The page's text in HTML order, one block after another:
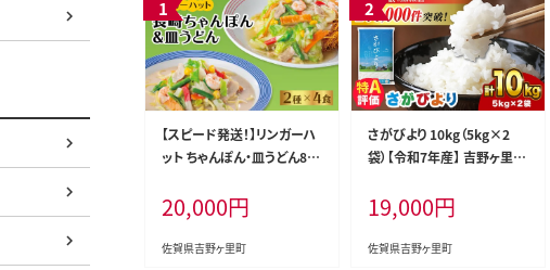
【スピード発送！】リンガーハ
ット ちゃんぽん・皿うどん8食
皿うどん ちゃんぽん麺 冷凍 |
吉野ケ里町/リンガーフーズ
[FBI004]
20,000円
佐賀県吉野ヶ里町
さがびより 10kg（5kg×2
袋）【令和7年産】 吉野ヶ里
19,000円
佐賀県吉野ヶ里町